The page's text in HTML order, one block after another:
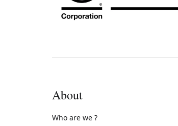
About
Who are we ?